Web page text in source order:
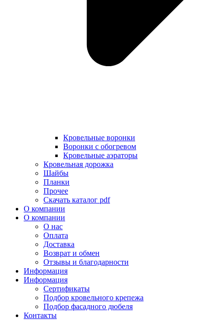
Кровельные воронки
Воронки с обогревом
Кровельные аэраторы
Кровельная дорожка
Шайбы
Планки
Прочее
Скачать каталог pdf
О компании
О компании
О нас
Оплата
Доставка
Возврат и обмен
Отзывы и благодарности
Информация
Информация
Сертификаты
Подбор кровельного крепежа
Подбор фасадного дюбеля
Контакты